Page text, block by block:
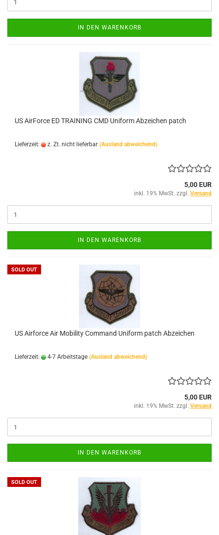
IN DEN WARENKORB
US AirForce ED TRAINING CMD Uniform Abzeichen patch
Lieferzeit: z. Zt. nicht lieferbar (Ausland abweichend)
5,00 EUR
inkl. 19% MwSt. zzgl. Versand
IN DEN WARENKORB
SOLD OUT
US Airforce Air Mobility Command Uniform patch Abzeichen
Lieferzeit: 4-7 Arbeitstage (Ausland abweichend)
5,00 EUR
inkl. 19% MwSt. zzgl. Versand
IN DEN WARENKORB
SOLD OUT